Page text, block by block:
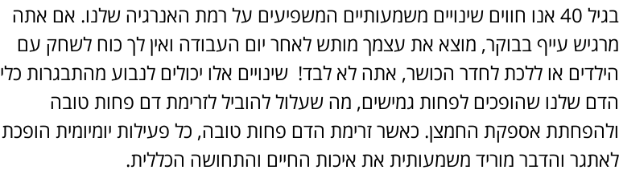
בגיל 40 אנו חווים שינויים משמעותיים המשפיעים על רמת האנרגיה שלנו. אם אתה
מרגיש עייף בבוקר, מוצא את עצמך מותש לאחר יום העבודה ואין לך כוח לשחק עם
הילדים או ללכת לחדר הכושר, אתה לא לבד! שינויים אלו יכולים לנבוע מהתבגרות כלי
הדם שלנו שהופכים לפחות גמישים, מה שעלול להוביל לזרימת דם פחות טובה
ולהפחתת אספקת החמצן. כאשר זרימת הדם פחות טובה, כל פעילות יומיומית הופכת
לאתגר והדבר מוריד משמעותית את איכות החיים והתחושה הכללית.